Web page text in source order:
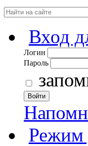
Вход
Логин
Пароль
Войти
Режим